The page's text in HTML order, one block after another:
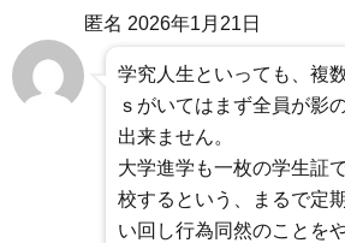
匿名 2026年1月21日
学究人生といっても、複
ｓがいてはまず全員が影
出来ません。
大学進学も一枚の学生証
校するという、まるで定
い回し行為同然のことを